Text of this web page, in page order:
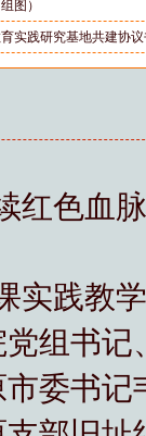
图）
实践研究基地共建协
红色血
实践教
组书
委书